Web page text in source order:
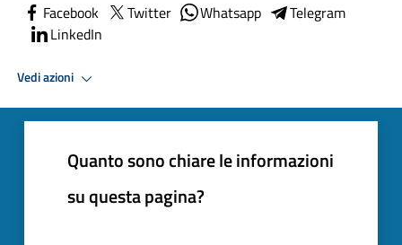
Facebook Twitter Whatsapp
Telegram
LinkedIn
Vedi azioni
Quanto sono chiare le informazioni
su questa pagina?